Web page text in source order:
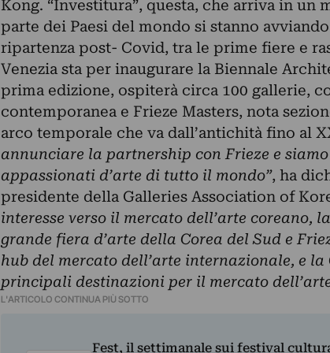
Kong. “Investitura”, questa, che arriva in un
parte dei Paesi del mondo si stanno
ripartenza post- Covid, tra le prime fiere e
Venezia sta per inaugurare la Biennale
prima edizione, ospiterà circa 100 gallerie,
contemporanea e Frieze Masters, nota
arco temporale che va dall’antichità fino al
annunciare la partnership con Frieze e
appassionati d’arte di tutto il mondo”, ha
presidente della Galleries Association of
interesse verso il mercato dell’arte coreano,
grande fiera d’arte della Corea del Sud e
hub del mercato dell’arte internazionale, e la
principali destinazioni per il mercato
L'ARTICOLO CONTINUA PIÙ SOTTO
Fest, il settimanale sui festival